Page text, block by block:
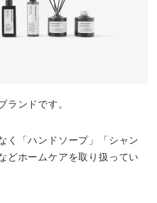
ランドです。
く「ハンドソープ」「シャン
どホームケアを取り扱ってい